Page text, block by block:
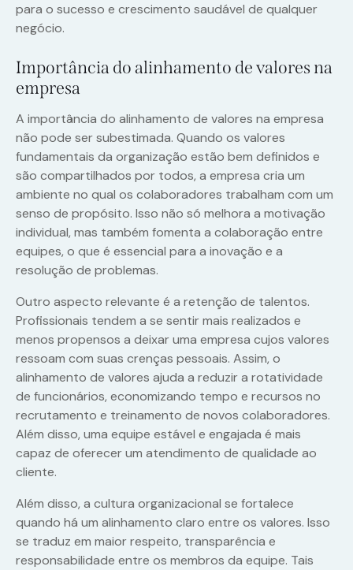
para o sucesso e crescimento saudável de qualquer
negócio.
Importância do alinhamento de valores na
empresa
A importância do alinhamento de valores na empresa
não pode ser subestimada. Quando os valores
fundamentais da organização estão bem definidos e
são compartilhados por todos, a empresa cria um
ambiente no qual os colaboradores trabalham com um
senso de propósito. Isso não só melhora a motivação
individual, mas também fomenta a colaboração entre
equipes, o que é essencial para a inovação e a
resolução de problemas.
Outro aspecto relevante é a retenção de talentos.
Profissionais tendem a se sentir mais realizados e
menos propensos a deixar uma empresa cujos valores
ressoam com suas crenças pessoais. Assim, o
alinhamento de valores ajuda a reduzir a rotatividade
de funcionários, economizando tempo e recursos no
recrutamento e treinamento de novos colaboradores.
Além disso, uma equipe estável e engajada é mais
capaz de oferecer um atendimento de qualidade ao
cliente.
Além disso, a cultura organizacional se fortalece
quando há um alinhamento claro entre os valores. Isso
se traduz em maior respeito, transparência e
responsabilidade entre os membros da equipe. Tais